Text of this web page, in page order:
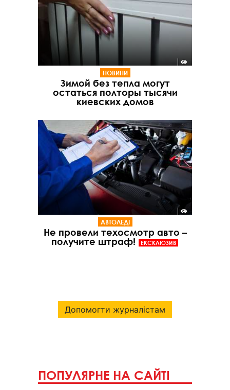
НОВИНИ
Зимой без тепла могут
остаться полторы тысячи
киевских домов
АВТОЛЕДІ
Не провели техосмотр авто –
получите штраф!
ЕКСКЛЮЗИВ
Допомогти журналістам
ПОПУЛЯРНЕ НА САЙТІ